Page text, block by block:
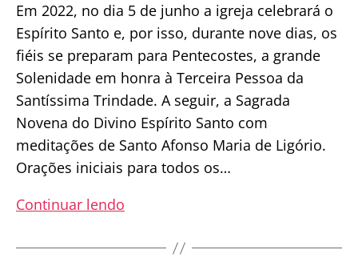
Em 2022, no dia 5 de junho a igreja celebrará o
Espírito Santo e, por isso, durante nove dias, os
fiéis se preparam para Pentecostes, a grande
Solenidade em honra à Terceira Pessoa da
Santíssima Trindade. A seguir, a Sagrada
Novena do Divino Espírito Santo com
meditações de Santo Afonso Maria de Ligório.
Orações iniciais para todos os…
Continuar lendo
do